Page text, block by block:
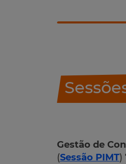
Gestão de
(Sessão PIMT)